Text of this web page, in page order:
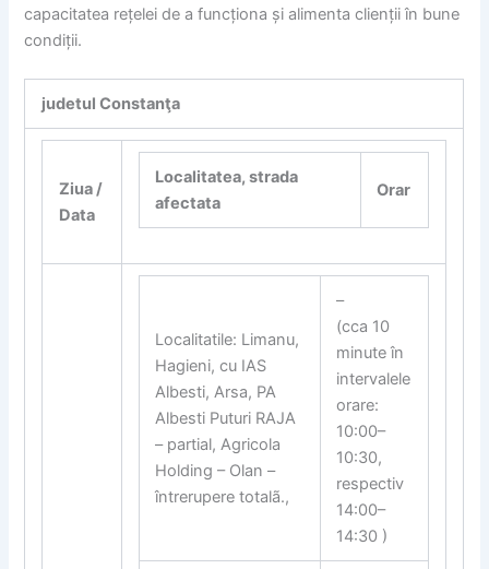
capacitatea rețelei de a funcționa și alimenta clienții în bune
condiții.
judetul Constanţa
Ziua /
Data
Localitatea, strada
afectata
Orar
Localitatile: Limanu,
Hagieni, cu IAS
Albesti, Arsa, PA
Albesti Puturi RAJA
– partial, Agricola
Holding – Olan –
întrerupere totalã.,
–
(cca 10
minute în
intervalele
orare:
10:00–
10:30,
respectiv
14:00–
14:30 )